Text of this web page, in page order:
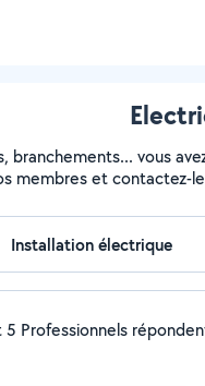
branchements... vous
membres et contactez-
5 Professionnels